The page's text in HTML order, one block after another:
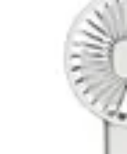
Comparateur MutuellePro
Comparateurs
impact des mutuelles pro
Comparateur MutuellePro